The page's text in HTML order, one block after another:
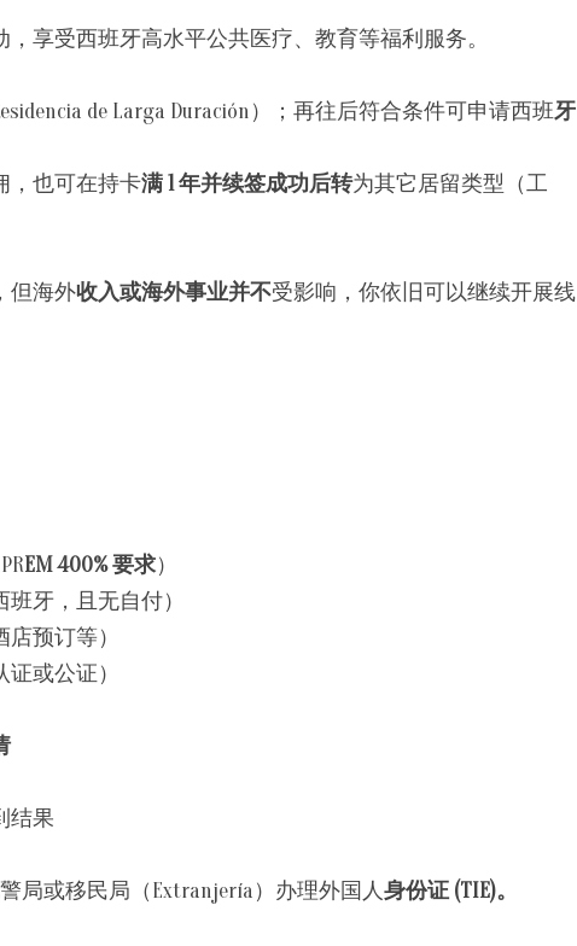
享受西班牙高水平公共医疗、教育等福利服务。
esidencia de Larga Duración）；再往后符合条件可申请西班牙
，也可在持卡满 1 年并续签成功后转为其它居留类型（工
但海外收入或海外事业并不受影响，你依旧可以继续开展线
EM 400% 要求）
牙，且无自付）
预订等）
或公证）
结果
局或移民局（Extranjería）办理外国人身份证 (TIE)。